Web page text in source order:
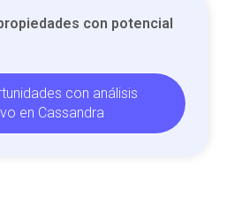
con potencial
con análisis
en Cassandra